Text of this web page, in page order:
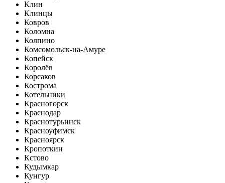
Клин
Клинцы
Ковров
Коломна
Колпино
Комсомольск-на-Амуре
Копейск
Королёв
Корсаков
Кострома
Котельники
Красногорск
Краснодар
Краснотурьинск
Красноуфимск
Красноярск
Кропоткин
Кстово
Кудымкар
Кунгур